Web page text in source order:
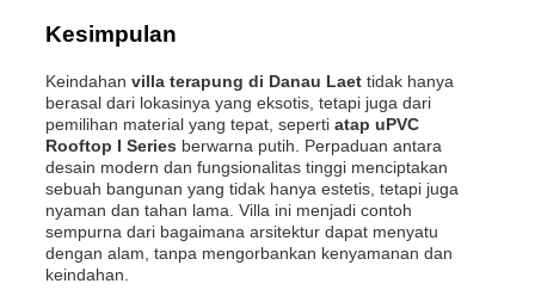
Kesimpulan
Keindahan villa terapung di Danau Laet tidak hanya
berasal dari lokasinya yang eksotis, tetapi juga dari
pemilihan material yang tepat, seperti atap uPVC
Rooftop I Series berwarna putih. Perpaduan antara
desain modern dan fungsionalitas tinggi menciptakan
sebuah bangunan yang tidak hanya estetis, tetapi juga
nyaman dan tahan lama. Villa ini menjadi contoh
sempurna dari bagaimana arsitektur dapat menyatu
dengan alam, tanpa mengorbankan kenyamanan dan
keindahan.